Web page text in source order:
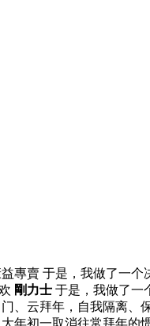
專賣 于是，我做了一个
剛力士 于是，我做了一
、云拜年，自我隔离、
年初一取消往常拜年的